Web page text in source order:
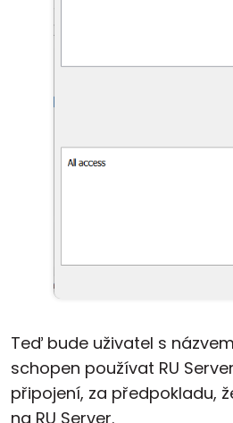
Teď bude uživatel s
schopen používat RU
připojení, za předpokladu,
na RU Server.